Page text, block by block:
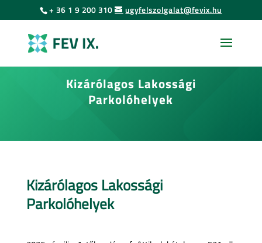
az
tartalmához
+ 36 1 9 200 310 ugyfelszolgalat@fevix.hu
Kizárólagos Lakossági
Parkolóhelyek
Kizárólagos Lakossági
Parkolóhelyek